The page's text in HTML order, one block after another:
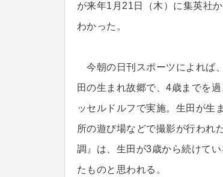
が来年1月21日（木）に集英社
わかった。
今朝の日刊スポーツによれば
田の生まれ故郷で、4歳までを
ッセルドルフで実施。生田が生
所の遊び場などで撮影が行われ
調』は、生田が3歳から続けて
たものと思われる。